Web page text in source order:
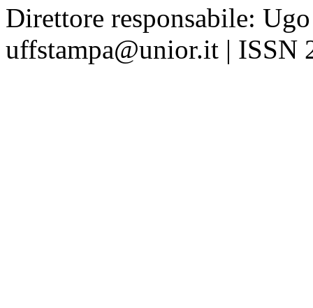
Direttore responsabile:
uffstampa@unior.it | ISSN